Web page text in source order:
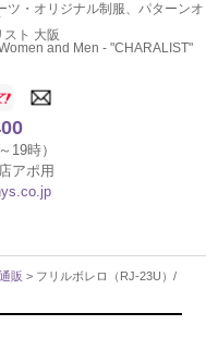
ツ・オリジナル制服、パターンオ
ト 大阪
and Men - "CHARALIST"
19時）
アポ用
販 > フリルボレロ（RJ-23U）/